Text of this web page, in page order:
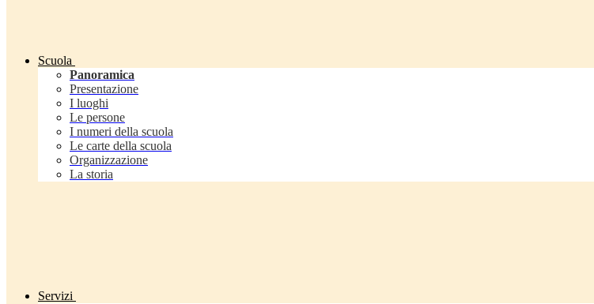
Scuola
Panoramica
Presentazione
I luoghi
Le persone
I numeri della scuola
Le carte della scuola
Organizzazione
La storia
Servizi